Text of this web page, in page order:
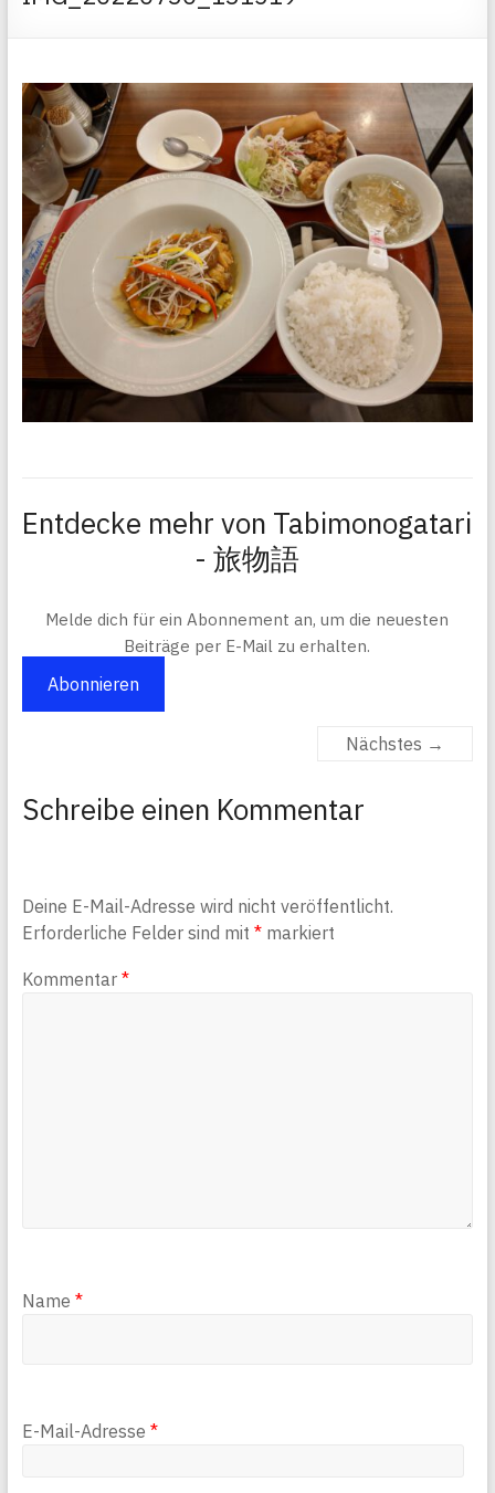
Entdecke mehr von Tabimonogatari
- 旅物語
Melde dich für ein Abonnement an, um die neuesten
Beiträge per E-Mail zu erhalten.
Abonnieren
Nächstes →
Schreibe einen Kommentar
Deine E-Mail-Adresse wird nicht veröffentlicht.
Erforderliche Felder sind mit *markiert
Kommentar *
Name *
E-Mail-Adresse *